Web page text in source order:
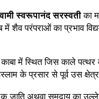
स्वरूपानंद सरस्वतीका
शैव परंपराओं का प्रभाव
काबा में स्थित जिस काले
इस्लाम के प्रसार से पूर्व उस
जाति अथवा समुदाय का